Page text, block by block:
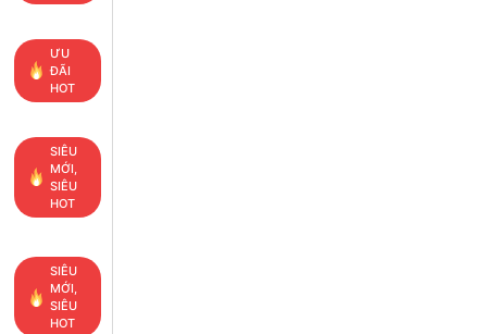
ƯU
ĐÃI
HOT
SIÊU
MỚI,
SIÊU
HOT
SIÊU
MỚI,
SIÊU
HOT